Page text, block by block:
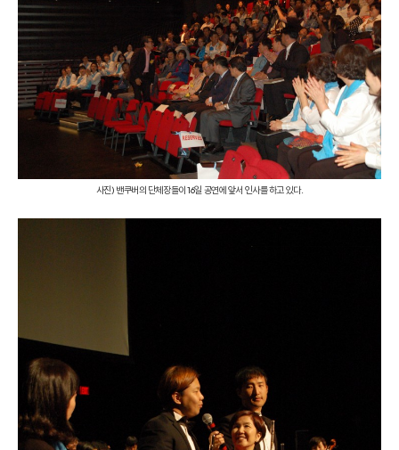
사진) 밴쿠버의 단체장들이 16일 공연에 앞서 인사를 하고 있다.